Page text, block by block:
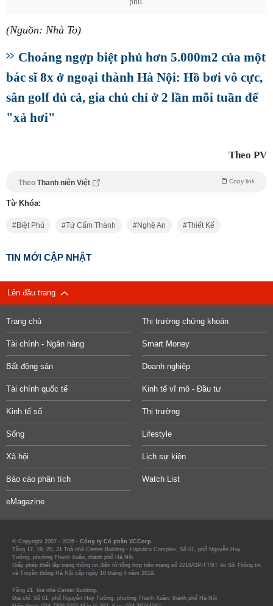
(Nguồn: Nhà To)
Choáng ngợp biệt phủ hơn 5.000m2 của một
bác sĩ 8x ở ngoại thành Hà Nội: Hồ bơi vô cực,
sân golf đủ cả, gia chủ chỉ ở 2 lần mỗi tuần để
"xả hơi"
Theo PV
Theo Thanh niên Việt Copy link
Từ Khóa:
Biệt Phủ Tử Cấm Thành Nghệ An Thiết Kế
TIN MỚI CẬP NHẬT
Lên đầu trang
Trang chủ Thị trường chứng khoán
Tài chính - Ngân hàng Smart Money
Bất động sản Doanh nghiệp
Tài chính quốc tế Kinh tế vĩ mô - Đầu tư
Kinh tế số Thị trường
Sống Lifestyle
Xã hội Lịch sự kiện
Báo cáo phân tích Watch List
eMagazine
© Copyright 2007 - 2026 - Công ty Cổ phần VCCorp.
Tầng 17, 19, 20, 21 Toà nhà Center Building - Hapulico Complex, Số 01, phố Nguyễn Huy
Tưởng, phường Thanh Xuân, thành phố Hà Nội
Giấy phép thiết lập trang thông tin điện tử tổng hợp trên mạng số 2216/GP-TTĐT do Sở Thông tin
và Truyền thông Hà Nội cấp ngày 10 tháng 4 năm 2019.
Tầng 21, tòa nhà Center Building.
Địa chỉ: Số 01, phố Nguyễn Huy Tưởng, phường Thanh Xuân, thành phố Hà Nội